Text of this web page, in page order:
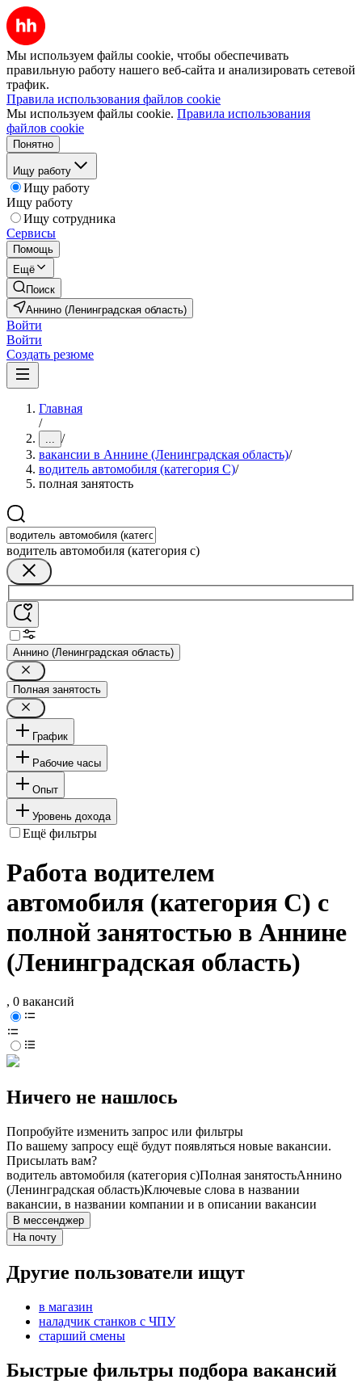
Мы используем файлы cookie, чтобы обеспечивать
правильную работу нашего веб-сайта и анализировать сетевой
трафик.
Правила использования файлов cookie
Мы используем файлы cookie. Правила использования
файлов cookie
Понятно
Ищу работу
Ищу работу
Ищу работу
Ищу сотрудника
Сервисы
Помощь
Ещё
Поиск
Аннино (Ленинградская область)
Войти
Войти
Создать резюме
Главная
/
... /
вакансии в Аннине (Ленинградская область)/
водитель автомобиля (категория C)/
полная занятость
водитель автомобиля (категория c)
Аннино (Ленинградская область)
Полная занятость
График
Рабочие часы
Опыт
Уровень дохода
Ещё фильтры
Работа водителем
автомобиля (категория C) с
полной занятостью в Аннине
(Ленинградская область)
, 0 вакансий
Ничего не нашлось
Попробуйте изменить запрос или фильтры
По вашему запросу ещё будут появляться новые вакансии.
Присылать вам?
водитель автомобиля (категория c)Полная занятостьАннино
(Ленинградская область)Ключевые слова в названии
вакансии, в названии компании и в описании вакансии
В мессенджер
На почту
Другие пользователи ищут
в магазин
наладчик станков с ЧПУ
старший смены
Быстрые фильтры подбора вакансий